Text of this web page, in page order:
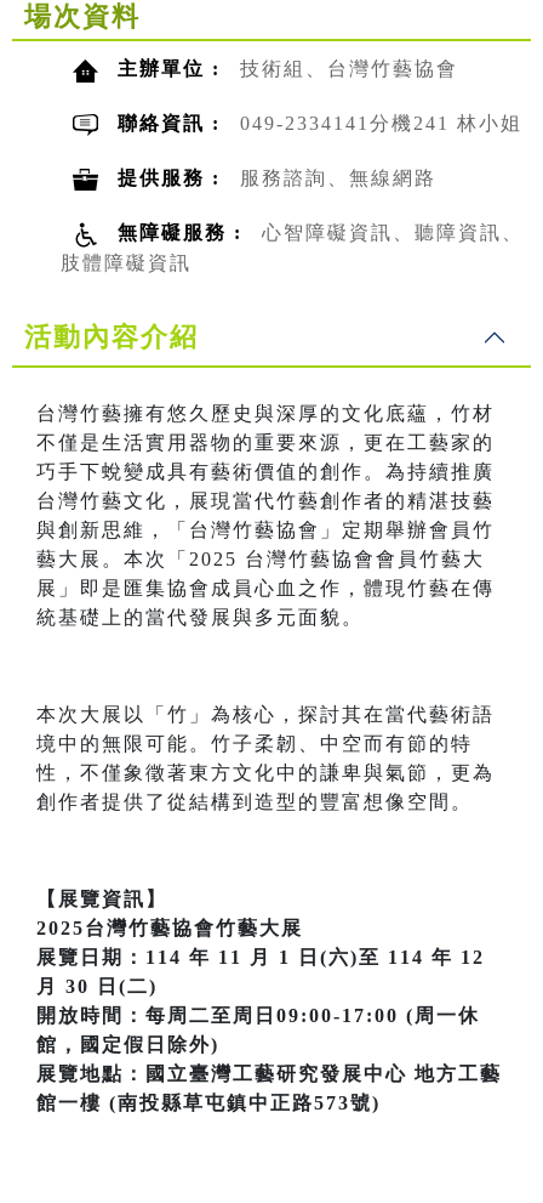
場次資料
主辦單位 : 技術組、台灣竹藝協會
聯絡資訊 : 049-2334141分機241 林小姐
提供服務 : 服務諮詢、無線網路
無障礙服務 :
心智障礙資訊、聽障資訊、
肢體障礙資訊
活動內容介紹
台灣竹藝擁有悠久歷史與深厚的文化底蘊，竹材
不僅是生活實用器物的重要來源，更在工藝家的
巧手下蛻變成具有藝術價值的創作。為持續推廣
台灣竹藝文化，展現當代竹藝創作者的精湛技藝
與創新思維，「台灣竹藝協會」定期舉辦會員竹
藝大展。本次「2025 台灣竹藝協會會員竹藝大
展」即是匯集協會成員心血之作，體現竹藝在傳
統基礎上的當代發展與多元面貌。
本次大展以「竹」為核心，探討其在當代藝術語
境中的無限可能。竹子柔韌、中空而有節的特
性，不僅象徵著東方文化中的謙卑與氣節，更為
創作者提供了從結構到造型的豐富想像空間。
【展覽資訊】
2025台灣竹藝協會竹藝大展
展覽日期：114 年 11 月 1 日(六)至 114 年 12
月 30 日(二)
開放時間：每周二至周日09:00-17:00 (周一休
館，國定假日除外)
展覽地點：國立臺灣工藝研究發展中心 地方工藝
館一樓 (南投縣草屯鎮中正路573號)